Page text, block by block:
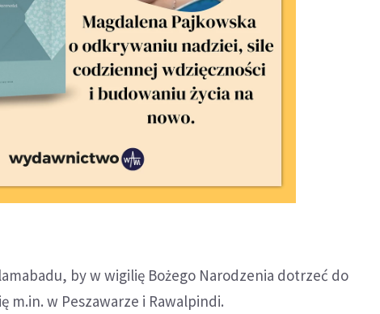
by w wigilię Bożego Narodzenia dotrzeć do
m.in. w Peszawarze i Rawalpindi.